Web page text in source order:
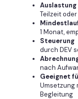
Auslastung
Teilzeit
1 Monat,
Steuerung
durch DEV
nach
Geeignet
Umsetzung
Begleitung